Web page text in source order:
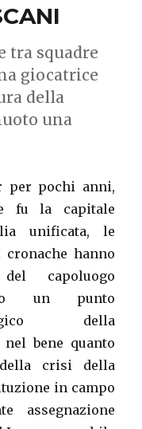
tra squadre
giocatrice
della
una
per pochi anni,
fu la capitale
unificata, le
cronache hanno
capoluogo
un punto
della
bene quanto
crisi della
in campo
assegnazione